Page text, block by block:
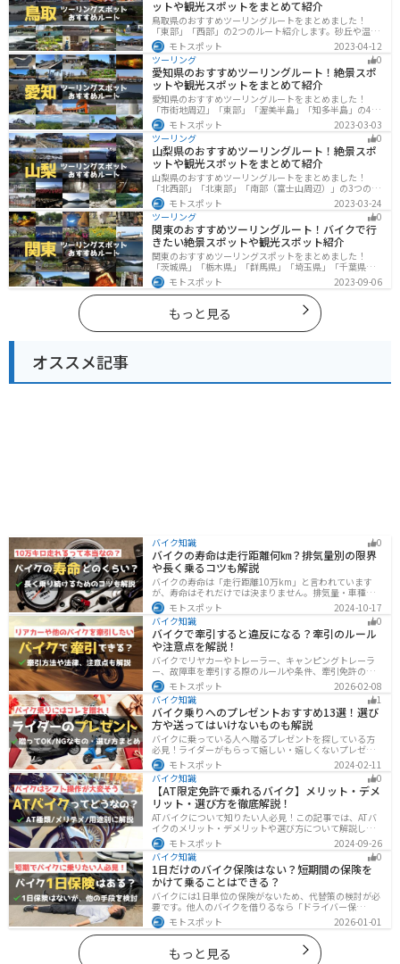
ットや観光スポットをまとめて紹介
鳥取県のおすすめツーリングルートをまとめました！
「東部」「西部」の2つのルート紹介します。砂丘や温泉
地、歴史ある城跡など魅力溢れるスポットが多数あるの
で楽しめます。バイクで鳥取県にツーリングに行く際は
参考にしてください。
モトスポット
2023-04-12
ツーリング
0
愛知県のおすすめツーリングルート！絶景スポ
ットや観光スポットをまとめて紹介
愛知県のおすすめツーリングルートをまとめました！
「市街地周辺」「東部」「渥美半島」「知多半島」の4つ
のルート紹介します。名古屋周辺の栄えたスポットから
山、海、美術館なども多数あり、自然・歴史・文化を満
喫するツーリングができます。バイクで愛知県にツーリ
ングに行く際は参考にしてください。
モトスポット
2023-03-03
ツーリング
0
山梨県のおすすめツーリングルート！絶景スポ
ットや観光スポットをまとめて紹介
山梨県のおすすめツーリングルートをまとめました！
「北西部」「北東部」「南部（富士山周辺）」の3つのル
ート紹介します。富士山を中心に自然豊かな景色や食事
を楽しめるスポットが多数あります。バイクで山梨県に
ツーリングに行く際は参考にしてください。
モトスポット
2023-03-24
ツーリング
0
関東のおすすめツーリングルート！バイクで行
きたい絶景スポットや観光スポット紹介
関東のおすすめツーリングスポットをまとめました！
「茨城県」「栃木県」「群馬県」「埼玉県」「千葉県」
「東京都」「神奈川県」の各県の観光地紹介します。自
然豊かな山々や湖、温泉地が点在し、四季折々の景色を
楽しめるスポットが多数あります。バイクで関東にツー
リングに行く際は参考にしてください。
モトスポット 2023-09-06
もっと見る
オススメ記事
バイク知識 0
バイクの寿命は走行距離何㎞？排気量別の限界
や長く乗るコツも解説
バイクの寿命は「走行距離10万km」と言われています
が、寿命はそれだけでは決まりません。排気量・車種・
日々のメンテナンス・保管状態などでも大きく変わりま
す。この記事ではバイクの寿命について解説します。ま
た、寿命を延ばす方法も解説するので、今のバイクに長
く乗りたい人は参考にしてください。
モトスポット
2024-10-17
バイク知識
0
バイクで牽引すると違反になる？牽引のルール
や注意点を解説！
バイクでリヤカーやトレーラー、キャンピングトレーラ
ー、故障車を牽引する際のルールや条件、牽引免許の有
無、速度制限、必要な装備をわかりやすく解説。メリッ
ト・デメリットや注意点も紹介し、安全にバイクの積載
力をアップする方法をまとめました。
モトスポット
2026-02-08
バイク知識
1
バイク乗りへのプレゼントおすすめ13選！選び
方や送ってはいけないものも解説
バイクに乗っている人へ贈るプレゼントを探している方
必見！ライダーがもらって嬉しい・嬉しくないプレゼン
トをまとめました。選び方やオススメのプレゼントも紹
介していますので、プレゼント選びの参考にしてくださ
い。
モトスポット
2024-02-11
バイク知識
0
【AT限定免許で乗れるバイク】メリット・デメ
リット・選び方を徹底解説！
ATバイクについて知りたい人必見！この記事では、ATバ
イクのメリット・デメリットや選び方について解説しま
す。 実はAT限定免許で乗れるバイクの種類は多数ありま
す。記事を参考に、自分に合ったATバイクを選びましょ
う。
モトスポット
2024-09-26
バイク知識
0
1日だけのバイク保険はない？短期間の保険を
かけて乗ることはできる？
バイクには1日単位の保険がないため、代替策の検討が必
要です。他人のバイクを借りるなら「ドライバー保
険」、125cc以下で家族が車持ちなら「ファミリーバイク
特約」、自身のバイクなら「バイク保険の短期加入」が
有効です。手間を省くなら、任意保険込みの「レンタル
バイク」も選べます。
モトスポット 2026-01-01
もっと見る